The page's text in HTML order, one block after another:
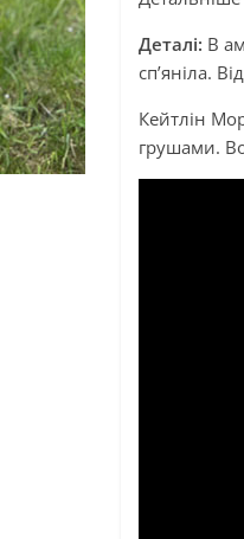
Деталі: В
сп’яніла.
Кейтлін
грушами.